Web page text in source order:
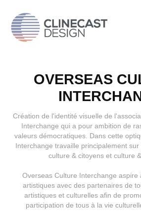
OVERSEAS
Création de l'identité visuelle de
Interchange qui a pour ambition de
valeurs démocratiques. Dans cette
Interchange travaille principalement
culture & citoyens et culture
Overseas Culture Interchange aspire
artistiques avec des partenaires de
artistiques et culturelles afin de
participation de tous à la vie